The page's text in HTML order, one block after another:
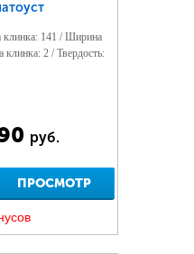
141 / Ширина
2 / Твердость:
руб.
ПРОСМОТР